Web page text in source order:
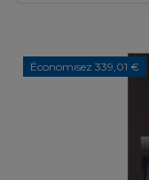
Économisez 339,01 €